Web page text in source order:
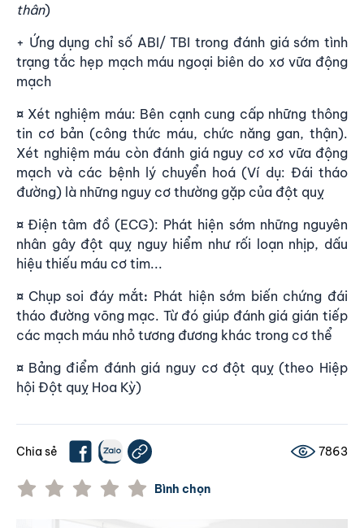
thân)
+ Ứng dụng chỉ số ABI/ TBI trong đánh giá sớm tình
trạng tắc hẹp mạch máu ngoại biên do xơ vữa động
mạch
¤ Xét nghiệm máu: Bên cạnh cung cấp những thông
tin cơ bản (công thức máu, chức năng gan, thận).
Xét nghiệm máu còn đánh giá nguy cơ xơ vữa động
mạch và các bệnh lý chuyển hoá (Ví dụ: Đái tháo
đường) là những nguy cơ thường gặp của đột quỵ
¤Điện tâm đồ (ECG): Phát hiện sớm những nguyên
nhân gây đột quỵ nguy hiểm như rối loạn nhịp, dấu
hiệu thiếu máu cơ tim...
¤ Chụp soi đáy mắt: Phát hiện sớm biến chứng đái
tháo đường võng mạc. Từ đó giúp đánh giá gián tiếp
các mạch máu nhỏ tương đương khác trong cơ thể
¤ Bảng điểm đánh giá nguy cơ đột quỵ (theo Hiệp
hội Đột quỵ Hoa Kỳ)
Chia sẻ 7863
Bình chọn